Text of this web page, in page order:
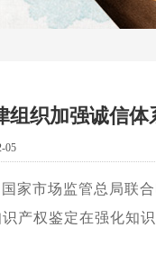
组织加强诚信体
05
家市场监管总局联
产权鉴定在强化知